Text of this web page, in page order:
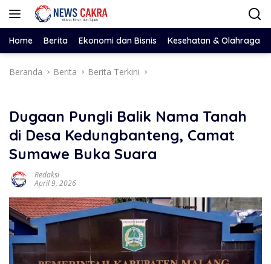
Langsung
Home Berita Ekonomi dan Bisnis Kesehatan & Olahraga
Beranda Berita Berita Terkini
Dugaan Pungli Balik Nama Tanah
di Desa Kedungbanteng, Camat
Sumawe Buka Suara
Redaksi
April 9, 2026